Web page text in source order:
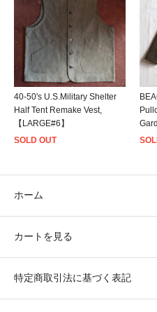
40-50's U.S.Military Shelter
Half Tent Remake Vest,
【LARGE#6】
SOLD OUT
ホーム
カートを見る
特定商取引法に基づく表記